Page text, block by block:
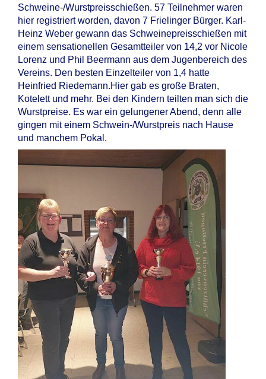
Schweine-/Wurstpreisschießen. 57 Teilnehmer waren
hier registriert worden, davon 7 Frielinger Bürger. Karl-
Heinz Weber gewann das Schweinepreisschießen mit
einem sensationellen Gesamtteiler von 14,2 vor Nicole
Lorenz und Phil Beermann aus dem Jugenbereich des
Vereins. Den besten Einzelteiler von 1,4 hatte
Heinfried Riedemann.Hier gab es große Braten,
Kotelett und mehr. Bei den Kindern teilten man sich die
Wurstpreise. Es war ein gelungener Abend, denn alle
gingen mit einem Schwein-/Wurstpreis nach Hause
und manchem Pokal.